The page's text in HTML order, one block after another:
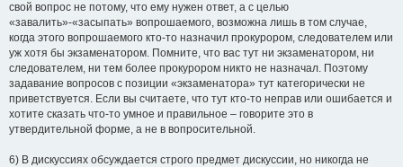
свой вопрос не потому, что ему нужен ответ, а с целью
«завалить»-«засыпать» вопрошаемого, возможна лишь в том случае,
когда этого вопрошаемого кто-то назначил прокурором, следователем или
уж хотя бы экзаменатором. Помните, что вас тут ни экзаменатором, ни
следователем, ни тем более прокурором никто не назначал. Поэтому
задавание вопросов с позиции «экзаменатора» тут категорически не
приветствуется. Если вы считаете, что тут кто-то неправ или ошибается и
хотите сказать что-то умное и правильное – говорите это в
утвердительной форме, а не в вопросительной.
6) В дискуссиях обсуждается строго предмет дискуссии, но никогда не